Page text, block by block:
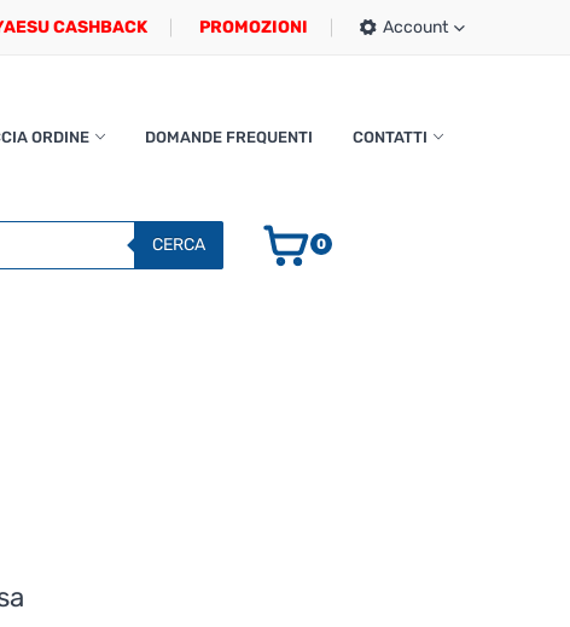
CASHBACK PROMOZIONI Account
ORDINE DOMANDE FREQUENTI CONTATTI
CERCA 0